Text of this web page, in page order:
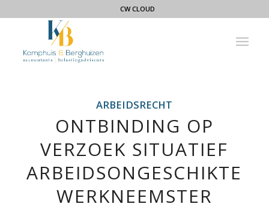
CW CLOUD
ARBEIDSRECHT
ONTBINDING OP
VERZOEK SITUATIEF
ARBEIDSONGESCHIKTE
WERKNEEMSTER